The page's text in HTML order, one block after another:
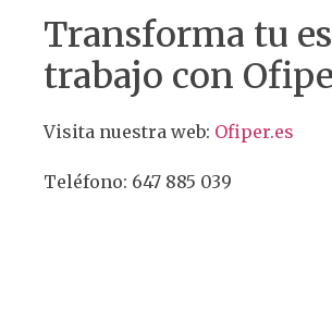
Transforma tu
trabajo con
Visita nuestra web: Ofiper.es
Teléfono: 647 885 039